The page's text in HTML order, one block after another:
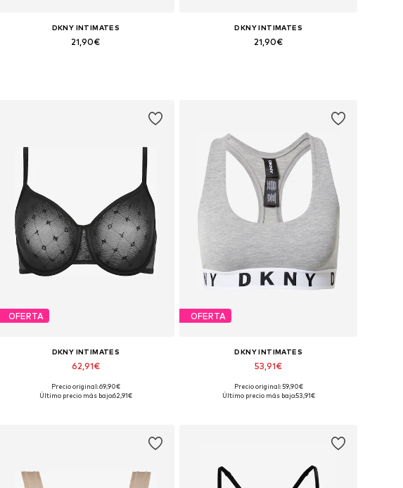
DKNY INTIMATES
21,90€
DKNY INTIMATES
21,90€
OFERTA
DKNY INTIMATES
62,91€
Disponible en muchas tallas
Precio original: 69,90€
Último precio más bajo:62,91€
OFERTA
DKNY INTIMATES
53,91€
Tallas disponibles: 90, 95, 105, 115
Precio original: 59,90€
Último precio más bajo:53,91€